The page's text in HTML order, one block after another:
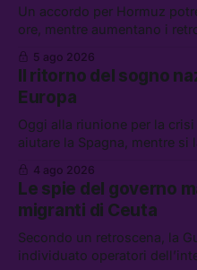
abbandonata
Un accordo per Hormuz
ore, mentre aumentano i
chi aspetta i dispersi di
diluiti, e quanti attivisti anti
5 ago 2026
Il ritorno del sogno
Europa
Oggi alla riunione per la
aiutare la Spagna, mentre si
spontanei a Gaza, un
sole per raccogliere
4 ago 2026
Le spie del governo
migranti di Ceuta
Secondo un retroscena, la
individuato operatori